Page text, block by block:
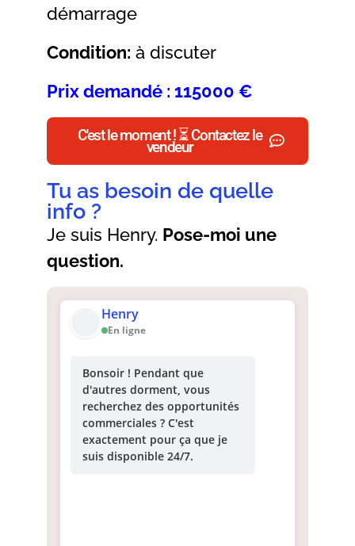
démarrage
Condition: à discuter
Prix demandé : 115000 €
C'est le moment ! ⏳ Contactez le
vendeur
Henry
En ligne
Bonsoir ! Pendant que
d'autres dorment, vous
recherchez des opportunités
commerciales ? C'est
exactement pour ça que je
suis disponible 24/7.
Je suis Henry. Pose-moi une
question.
Tu as besoin de quelle
info ?